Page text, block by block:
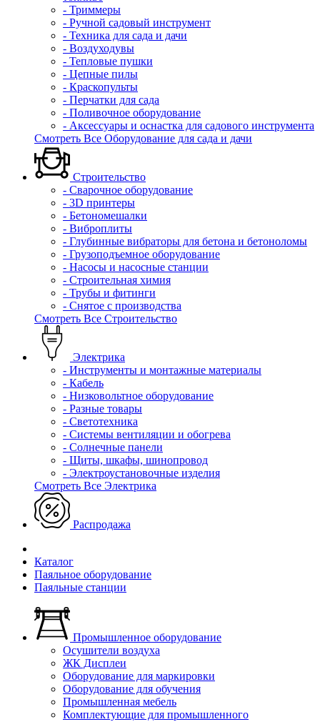
- Триммеры
- Ручной садовый инструмент
- Техника для сада и дачи
- Воздуходувы
- Тепловые пушки
- Цепные пилы
- Краскопульты
- Перчатки для сада
- Поливочное оборудование
- Аксессуары и оснастка для садового инструмента
Смотреть Все Оборудование для сада и дачи
Строительство
- Сварочное оборудование
- 3D принтеры
- Бетономешалки
- Виброплиты
- Глубинные вибраторы для бетона и бетоноломы
- Грузоподъемное оборудование
- Насосы и насосные станции
- Строительная химия
- Трубы и фитинги
- Снятое с производства
Смотреть Все Строительство
Электрика
- Инструменты и монтажные материалы
- Кабель
- Низковольтное оборудование
- Разные товары
- Светотехника
- Системы вентиляции и обогрева
- Солнечные панели
- Щиты, шкафы, шинопровод
- Электроустановочные изделия
Смотреть Все Электрика
Распродажа
Каталог
Паяльное оборудование
Паяльные станции
Промышленное оборудование
Осушители воздуха
ЖК Дисплеи
Оборудование для маркировки
Оборудование для обучения
Промышленная мебель
Комплектующие для промышленного